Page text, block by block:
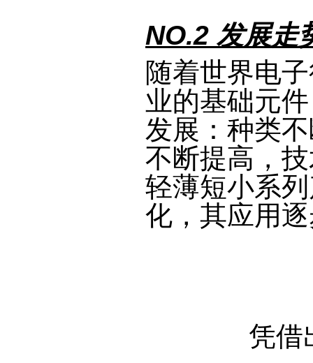
NO.2 发展走
随着世界电
业的基础元
发展：种类
不断提高，
轻薄短小系
化，其应用
凭借